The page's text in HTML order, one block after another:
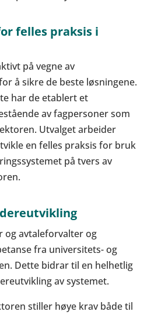
felles praksis i
på vegne av
å sikre de beste løsningene.
har de etablert et
av fagpersoner som
Utvalget arbeider
en felles praksis for bruk
på tvers av
og avtaleforvalter og
fra universitets- og
Dette bidrar til en helhetlig
av systemet.
stiller høye krav både til